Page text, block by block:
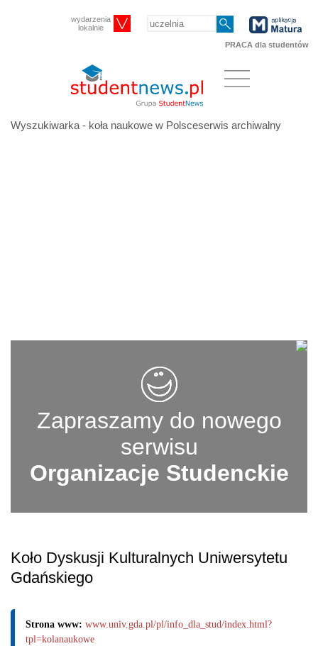
wydarzenia
lokalnie
PRACA dla studentów
Wyszukiwarka - koła naukowe w Polsceserwis archiwalny
Zapraszamy do nowego
serwisu
Organizacje Studenckie
Koło Dyskusji Kulturalnych Uniwersytetu
Gdańskiego
Strona www: www.univ.gda.pl/pl/info_dla_stud/index.html?
tpl=kolanaukowe